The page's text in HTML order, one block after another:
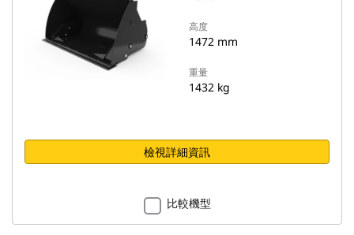
高度
1472 mm
重量
1432 kg
檢視詳細資訊
比較機型